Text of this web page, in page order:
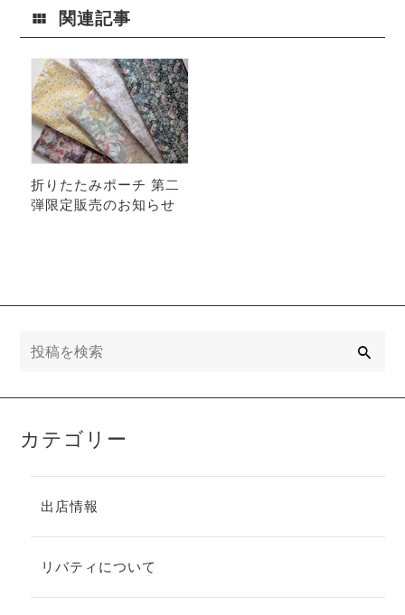
関連記事
折りたたみポーチ 第二
弾限定販売のお知らせ
カテゴリー
出店情報
リバティについて